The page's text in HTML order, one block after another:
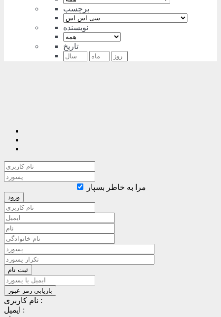
برچسب
نویسنده
تاریخ
مرا به خاطر بسپار
نام کاربری :
ایمیل :